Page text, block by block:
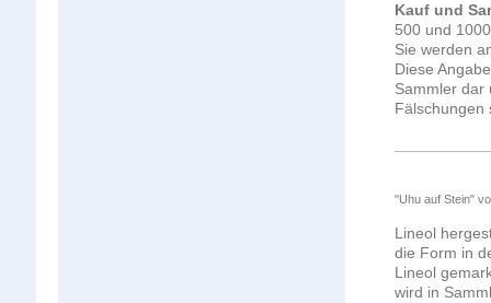
Kauf und
500 und
Sie werden
Diese
Sammler dar
Fälschungen
"Uhu auf Stein"
Lineol
die Form in
Lineol
wird in